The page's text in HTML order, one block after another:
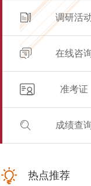
调研活
在线咨
准考证
成绩查
热点推荐